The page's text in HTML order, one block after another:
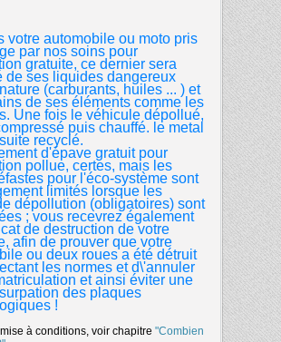
votre automobile ou moto pris
par nos soins pour
gratuite, ce dernier sera
de ses liquides dangereux
(carburants, huiles ... ) et
de ses éléments comme les
Une fois le véhicule dépollué,
puis chauffé. le metal
recyclé.
d'épave gratuit pour
pollue, certes, mais les
pour l'éco-système sont
limités lorsque les
dépollution (obligatoires) sont
; vous recevrez également
de destruction de votre
afin de prouver que votre
ou deux roues a été détruit
les normes et d\'annuler
et ainsi éviter une
des plaques
!
à conditions, voir chapitre "Combien